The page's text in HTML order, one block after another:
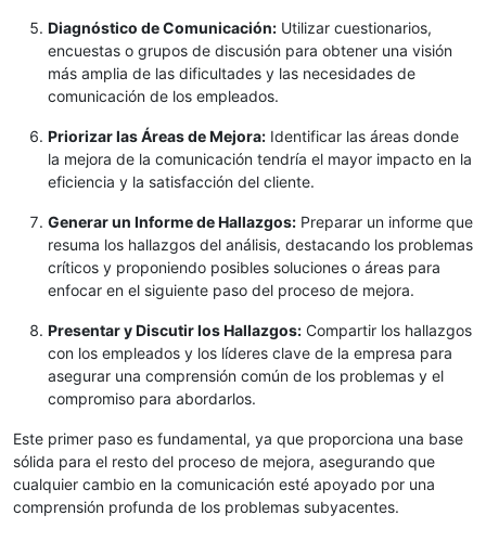
Diagnóstico de Comunicación: Utilizar cuestionarios,
encuestas o grupos de discusión para obtener una visión
más amplia de las dificultades y las necesidades de
comunicación de los empleados.
Priorizar las Áreas de Mejora: Identificar las áreas donde
la mejora de la comunicación tendría el mayor impacto en la
eficiencia y la satisfacción del cliente.
Generar un Informe de Hallazgos: Preparar un informe que
resuma los hallazgos del análisis, destacando los problemas
críticos y proponiendo posibles soluciones o áreas para
enfocar en el siguiente paso del proceso de mejora.
Presentar y Discutir los Hallazgos: Compartir los hallazgos
con los empleados y los líderes clave de la empresa para
asegurar una comprensión común de los problemas y el
compromiso para abordarlos.
Este primer paso es fundamental, ya que proporciona una base
sólida para el resto del proceso de mejora, asegurando que
cualquier cambio en la comunicación esté apoyado por una
comprensión profunda de los problemas subyacentes.